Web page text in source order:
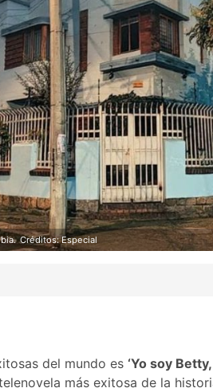
Créditos: Especial
del mundo es ‘Yo soy Betty,
más exitosa de la